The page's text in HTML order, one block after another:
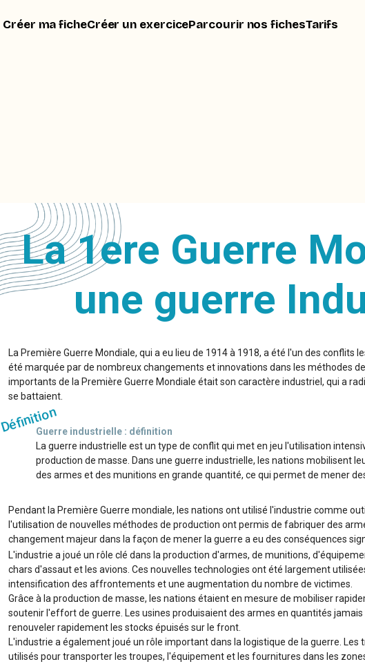
Créer ma ficheCréer un exerciceParcourir nos fichesTarifs
La 1ere Guerre
une guerre
La Première Guerre Mondiale, qui a eu lieu de 1914 à 1918, a été l'un des conflits
été marquée par de nombreux changements et innovations dans les méthodes
importants de la Première Guerre Mondiale était son caractère industriel, qui a
se battaient.
DéfinitionGuerre industrielle : définition
La guerre industrielle est un type de conflit qui met en jeu l'utilisation
production de masse. Dans une guerre industrielle, les nations mobilisent
des armes et des munitions en grande quantité, ce qui permet de mener
Pendant la Première Guerre mondiale, les nations ont utilisé l'industrie comme
l'utilisation de nouvelles méthodes de production ont permis de fabriquer des
changement majeur dans la façon de mener la guerre a eu des conséquences
L'industrie a joué un rôle clé dans la production d'armes, de munitions,
chars d'assaut et les avions. Ces nouvelles technologies ont été largement
intensification des affrontements et une augmentation du nombre de victimes.
Grâce à la production de masse, les nations étaient en mesure de mobiliser
soutenir l'effort de guerre. Les usines produisaient des armes en quantités
renouveler rapidement les stocks épuisés sur le front.
L'industrie a également joué un rôle important dans la logistique de la guerre.
utilisés pour transporter les troupes, l'équipement et les fournitures dans les